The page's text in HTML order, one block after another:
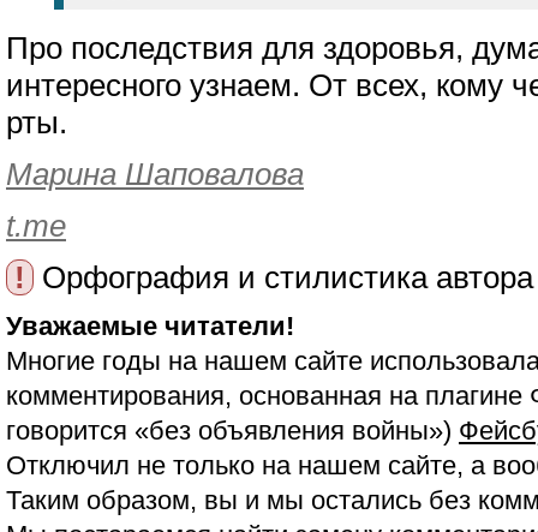
Про последствия для здоровья,
интересного узнаем. От всех, кому
рты.
Марина Шаповалова
t.me
!
Орфография и стилистика
Уважаемые читатели!
Многие годы на нашем сайте
комментирования, основанная на
говорится «без объявления войны»)
Отключил не только на нашем сайте, а
Таким образом, вы и мы остались без